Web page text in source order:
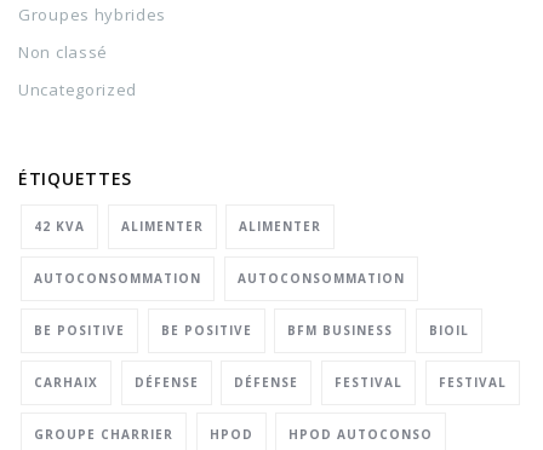
Groupes hybrides
Non classé
Uncategorized
ÉTIQUETTES
42 KVA ALIMENTER ALIMENTER
AUTOCONSOMMATION AUTOCONSOMMATION
BE POSITIVE BE POSITIVE BFM BUSINESS BIOIL
CARHAIX DÉFENSE DÉFENSE FESTIVAL FESTIVAL
GROUPE CHARRIER HPOD HPOD AUTOCONSO